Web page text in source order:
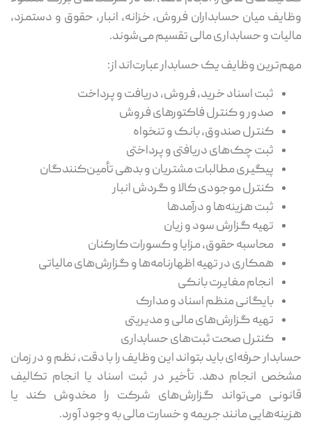
وظایف میان حسابداران فروش، خزانه، انبار، حقوق و دستمزد،
مالیات و حسابداری مالی تقسیم می‌شوند.
مهم‌ترین وظایف یک حسابدار عبارت‌اند از:
ثبت اسناد خرید، فروش، دریافت و پرداخت
صدور و کنترل فاکتورهای فروش
کنترل صندوق، بانک و تنخواه
ثبت چک‌های دریافتی و پرداختی
پیگیری مطالبات مشتریان و بدهی تأمین‌کنندگان
کنترل موجودی کالا و گردش انبار
ثبت هزینه‌ها و درآمدها
تهیه گزارش سود و زیان
محاسبه حقوق، مزایا و کسورات کارکنان
همکاری در تهیه اظهارنامه‌ها و گزارش‌های مالیاتی
انجام مغایرت بانکی
بایگانی منظم اسناد و مدارک
تهیه گزارش‌های مالی و مدیریتی
کنترل صحت ثبت‌های حسابداری
حسابدار حرفه‌ای باید بتواند این وظایف را با دقت، نظم و در زمان
مشخص انجام دهد. تأخیر در ثبت اسناد یا انجام تکالیف
قانونی می‌تواند گزارش‌های شرکت را مخدوش کند یا
هزینه‌هایی مانند جریمه و خسارت مالی به وجود آورد.